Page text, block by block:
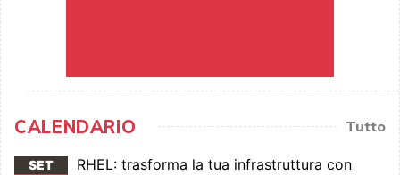
CALENDARIO Tutto
SET
RHEL: trasforma la tua infrastruttura con